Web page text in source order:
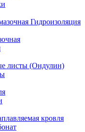
Гидроизоляция
листы (Ондулин)
кровля